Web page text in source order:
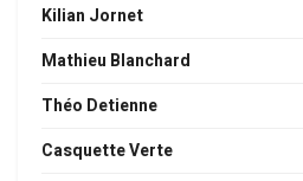
Kilian Jornet
Mathieu Blanchard
Théo Detienne
Casquette Verte